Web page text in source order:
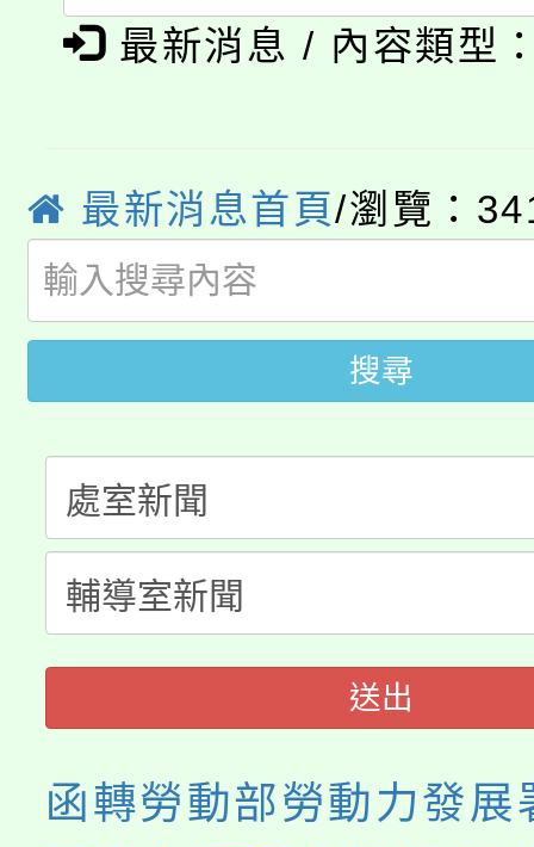
程
「本色祭」8/29、30在
局官網。
8月14至27日，桃園電
開!
115年桃園市運動會8/
田徑場及游泳池舉行。
桃園市低收入戶享有免
視費優惠，中低收入戶
半價優惠，詳情可洽有
者。
大園自造教育及科技
份教師增能研習
大溪自造教育及科技中
份教師研習
淨零綠生活教案入校路
會
115年食農教育專業人
程
最新消息 / 內容類型
最新消息首頁/瀏覽：
搜尋
送出
函轉勞動部勞動力發展